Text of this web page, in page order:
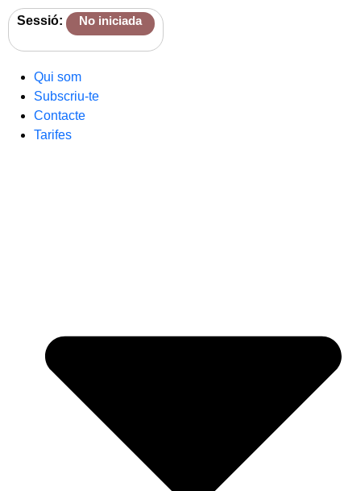
Sessió: No iniciada
Qui som
Subscriu-te
Contacte
Tarifes